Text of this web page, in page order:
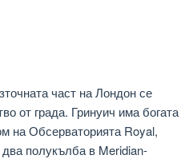
част на Лондон се
от града. Гринуич има богата
на Обсерваторията Royal,
полукълба в Meridian-